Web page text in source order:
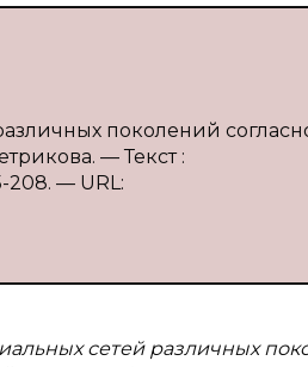
поколений
— Текст :
— URL:
сетей различных